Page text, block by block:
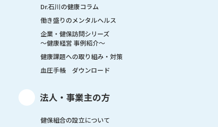
Dr.石川の健康コラム
働き盛りのメンタルヘルス
企業・健保訪問シリーズ
～健康経営 事例紹介～
健康課題への取り組み・対策
血圧手帳 ダウンロード
法人・事業主の方
健保組合の設立について